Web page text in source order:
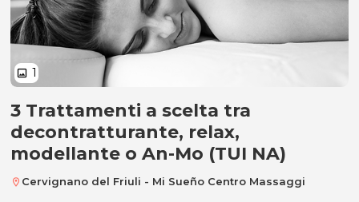
image 1
3 Trattamenti a scelta tra
3 Trattamenti a scelta tra
decontratturante, relax,
modellante o An-Mo (TUI NA)
location_on Cervignano del Friuli - Mi Sueño Centro Massaggi